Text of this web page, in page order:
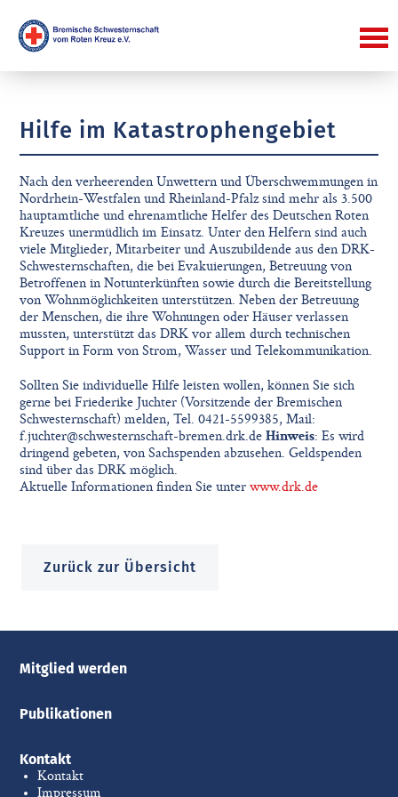
Hilfe im Katastrophengebiet
Nach den verheerenden Unwettern und Überschwemmungen in
Nordrhein-Westfalen und Rheinland-Pfalz sind mehr als 3.500
hauptamtliche und ehrenamtliche Helfer des Deutschen Roten
Kreuzes unermüdlich im Einsatz. Unter den Helfern sind auch
viele Mitglieder, Mitarbeiter und Auszubildende aus den DRK-
Schwesternschaften, die bei Evakuierungen, Betreuung von
Betroffenen in Notunterkünften sowie durch die Bereitstellung
von Wohnmöglichkeiten unterstützen. Neben der Betreuung
der Menschen, die ihre Wohnungen oder Häuser verlassen
mussten, unterstützt das DRK vor allem durch technischen
Support in Form von Strom, Wasser und Telekommunikation.
Sollten Sie individuelle Hilfe leisten wollen, können Sie sich
gerne bei Friederike Juchter (Vorsitzende der Bremischen
Schwesternschaft) melden, Tel. 0421-5599385, Mail:
f.juchter@schwesternschaft-bremen.drk.deHinweis: Es wird
dringend gebeten, von Sachspenden abzusehen. Geldspenden
sind über das DRK möglich.
Aktuelle Informationen finden Sie unterwww.drk.de
Zurück zur Übersicht
Mitglied werden
Publikationen
Kontakt
Kontakt
Impressum